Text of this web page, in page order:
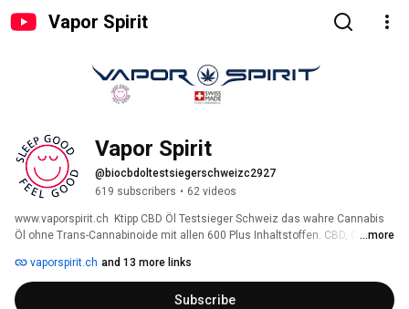
Vapor Spirit
Vapor Spirit
@biocbdoltestsiegerschweizc2927
619 subscribers • 62 videos
www.vaporspirit.ch  Ktipp CBD Öl Testsieger Schweiz das wahre Cannabis
Öl ohne Trans-Cannabinoide mit allen 600 Plus Inhaltstoffen. CBD, CBD
schweiz, CBD Wirkung, cbd zürich, cbd lausanne, cbd hanf kaufen, Swiss
Cannabis, cbd tropfen Wirkung, cbd blüten kaufen schweiz, lausanne cbd,
cbd öl wirkung, CBD Blüten kaufen, CBD Hanf, CBD Tropfen, CBD Shop, cbd
...more
vaporspirit.ch and 13 more links
Subscribe